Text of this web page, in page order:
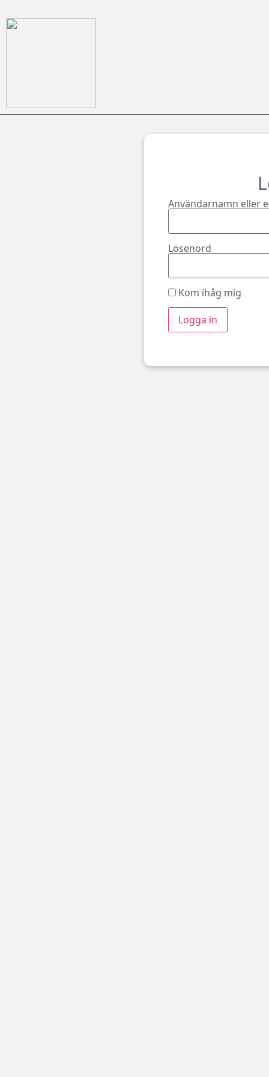
Användarnamn eller
Lösenord
Kom ihåg mig